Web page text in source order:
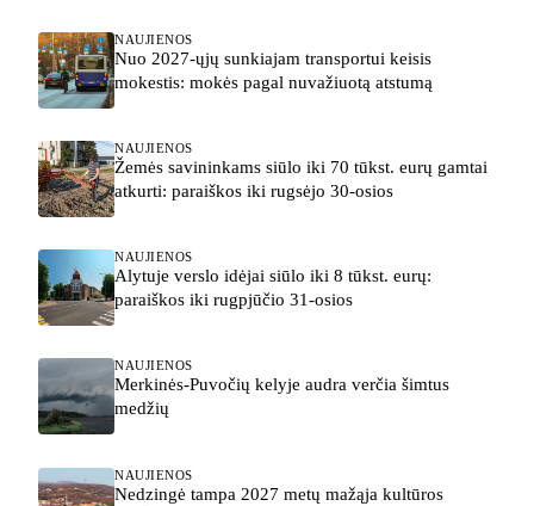
NAUJIENOS
Nuo 2027-ųjų sunkiajam transportui keisis
mokestis: mokės pagal nuvažiuotą atstumą
NAUJIENOS
Žemės savininkams siūlo iki 70 tūkst. eurų gamtai
atkurti: paraiškos iki rugsėjo 30-osios
NAUJIENOS
Alytuje verslo idėjai siūlo iki 8 tūkst. eurų:
paraiškos iki rugpjūčio 31-osios
NAUJIENOS
Merkinės-Puvočių kelyje audra verčia šimtus
medžių
NAUJIENOS
Nedzingė tampa 2027 metų mažąja kultūros